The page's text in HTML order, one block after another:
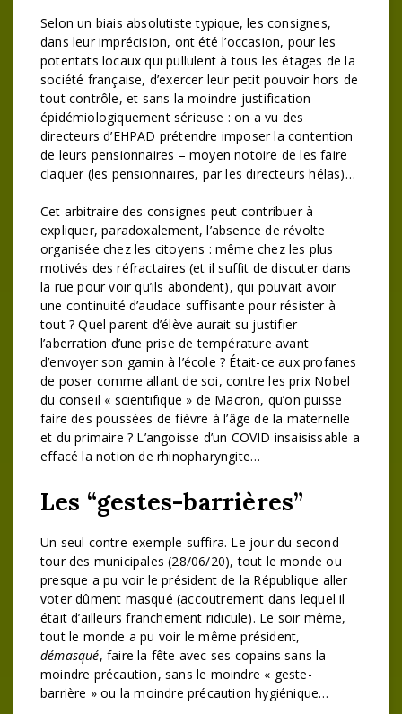
Selon un biais absolutiste typique, les consignes,
dans leur imprécision, ont été l’occasion, pour les
potentats locaux qui pullulent à tous les étages de la
société française, d’exercer leur petit pouvoir hors de
tout contrôle, et sans la moindre justification
épidémiologiquement sérieuse : on a vu des
directeurs d’EHPAD prétendre imposer la contention
de leurs pensionnaires – moyen notoire de les faire
claquer (les pensionnaires, par les directeurs hélas)…
Cet arbitraire des consignes peut contribuer à
expliquer, paradoxalement, l’absence de révolte
organisée chez les citoyens : même chez les plus
motivés des réfractaires (et il suffit de discuter dans
la rue pour voir qu’ils abondent), qui pouvait avoir
une continuité d’audace suffisante pour résister à
tout ? Quel parent d’élève aurait su justifier
l’aberration d’une prise de température avant
d’envoyer son gamin à l’école ? Était-ce aux profanes
de poser comme allant de soi, contre les prix Nobel
du conseil « scientifique » de Macron, qu’on puisse
faire des poussées de fièvre à l’âge de la maternelle
et du primaire ? L’angoisse d’un COVID insaisissable a
effacé la notion de rhinopharyngite…
Les “gestes-barrières”
Un seul contre-exemple suffira. Le jour du second
tour des municipales (28/06/20), tout le monde ou
presque a pu voir le président de la République aller
voter dûment masqué (accoutrement dans lequel il
était d’ailleurs franchement ridicule). Le soir même,
tout le monde a pu voir le même président,
démasqué, faire la fête avec ses copains sans la
moindre précaution, sans le moindre « geste-
barrière » ou la moindre précaution hygiénique…